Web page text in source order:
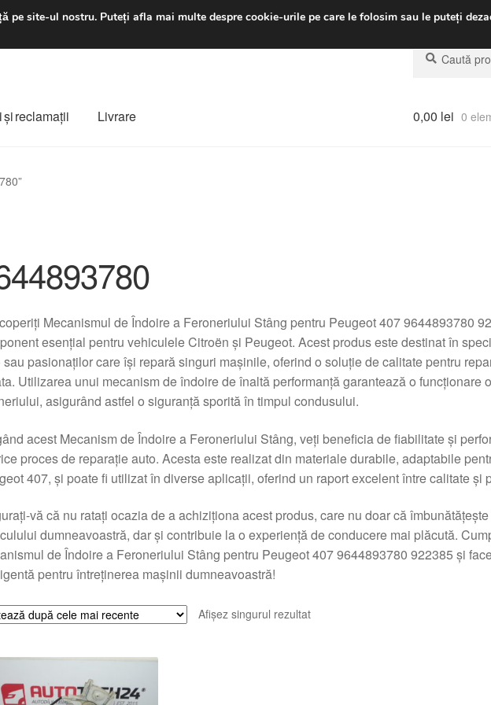
luni-vineri 9 a.m. - 4 p.m.031 229 6816
Caută
după:
Caută
reclamații Livrare 0,00 lei 0
Mecanismul de Îndoire a Feroneriului Stâng pentru Peugeot 407 9644893780
esențial pentru vehiculele Citroën și Peugeot. Acest produs este destinat în
sau pasionaților care își repară singuri mașinile, oferind o soluție de calitate pentru
Utilizarea unui mecanism de îndoire de înaltă performanță garantează o funcționare
asigurând astfel o siguranță sporită în timpul condusului.
acest Mecanism de Îndoire a Feroneriului Stâng, veți beneficia de fiabilitate și
proces de reparație auto. Acesta este realizat din materiale durabile, adaptabile
407, și poate fi utilizat în diverse aplicații, oferind un raport excelent între calitate și
vă că nu ratați ocazia de a achiziționa acest produs, care nu doar că
dumneavoastră, dar și contribuie la o experiență de conducere mai plăcută.
de Îndoire a Feroneriului Stâng pentru Peugeot 407 9644893780 922385 și
pentru întreținerea mașinii dumneavoastră!
Afișez singurul rezultat
pe site-ul nostru. Puteți afla mai multe despre cookie-urile pe care le folosim sau le puteți